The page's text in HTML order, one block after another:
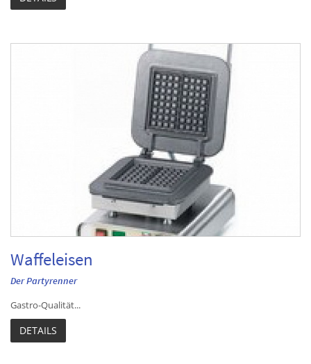
Waffeleisen
Der Partyrenner
Gastro-Qualität...
DETAILS